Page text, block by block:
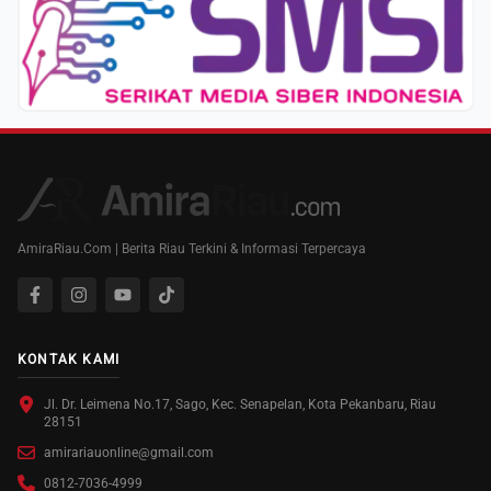
AmiraRiau.Com | Berita Riau Terkini & Informasi Terpercaya
KONTAK KAMI
Jl. Dr. Leimena No.17, Sago, Kec. Senapelan, Kota Pekanbaru, Riau
28151
amirariauonline@gmail.com
0812-7036-4999